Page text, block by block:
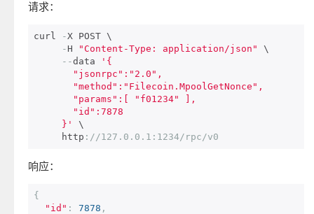
请求：
curl -X POST \
- H "Content-Type: application/json"
\
--data
'{
     }'
\
     http
: //127.0.0.1:1234/rpc/v0
响应：
{
"id" : 7878 ,